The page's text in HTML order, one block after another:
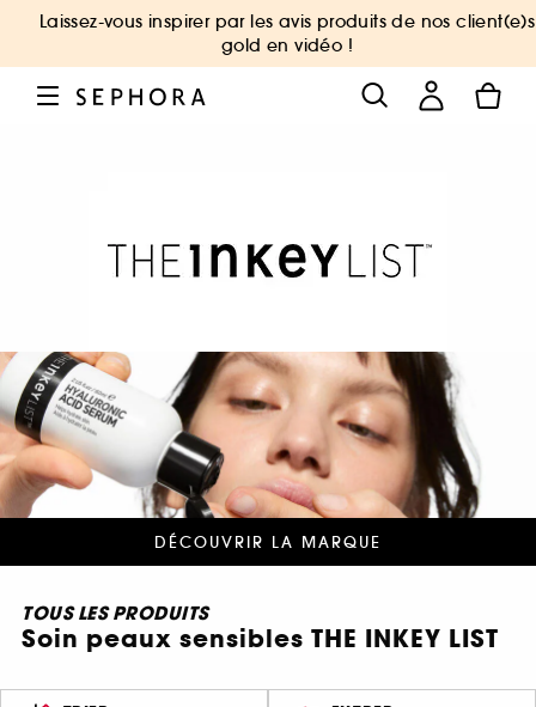
Laissez-vous inspirer par les avis produits de nos client(e)s
gold en vidéo !
DÉCOUVRIR LA MARQUE
TOUS LES PRODUITS
Soin peaux sensibles THE INKEY LIST